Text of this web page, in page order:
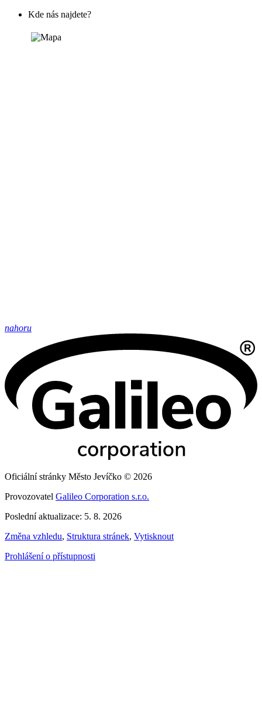
Kde nás najdete?
nahoru
Oficiální stránky Město Jevíčko © 2026
Provozovatel Galileo Corporation s.r.o.
Poslední aktualizace: 5. 8. 2026
Změna vzhledu, Struktura stránek, Vytisknout
Prohlášení o přístupnosti